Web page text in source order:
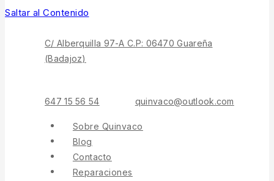
Saltar al Contenido
C/ Alberquilla 97-A C.P: 06470 Guareña
(Badajoz)
647 15 56 54 quinvaco@outlook.com
Sobre Quinvaco
Blog
Contacto
Reparaciones